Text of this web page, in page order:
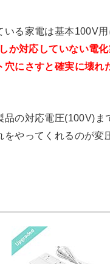
いる家電は基本100V
か対応していない電
穴にさすと確実に壊れ
品の対応電圧(100V)ま
をやってくれるのが変